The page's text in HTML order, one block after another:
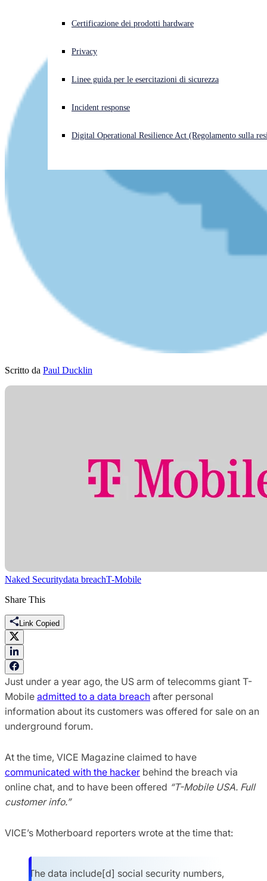
Cyberattacco in corso? Ottieni assistenza immediata
Open search
Italiano Open language switcher
Certificazione dei prodotti hardware
Privacy
Linee guida per le esercitazioni di sicurezza
Incident response
Digital Operational Resilience Act (Regolamento sulla
Scritto da Paul Ducklin
Naked Securitydata breachT-Mobile
Share This
Link Copied
Just under a year ago, the US arm of telecomms giant T-
Mobile admitted to a data breach after personal
information about its customers was offered for sale on an
underground forum.
At the time, VICE Magazine claimed to have
communicated with the hacker behind the breach via
online chat, and to have been offered “T-Mobile USA. Full
customer info.”
VICE’s Motherboard reporters wrote at the time that:
The data include[d] social security numbers,